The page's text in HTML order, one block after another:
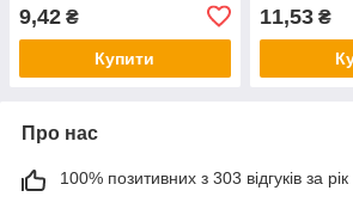
9,42 ₴
Купити
11,53₴
Про нас
100% позитивних з 303 відгуків за рік